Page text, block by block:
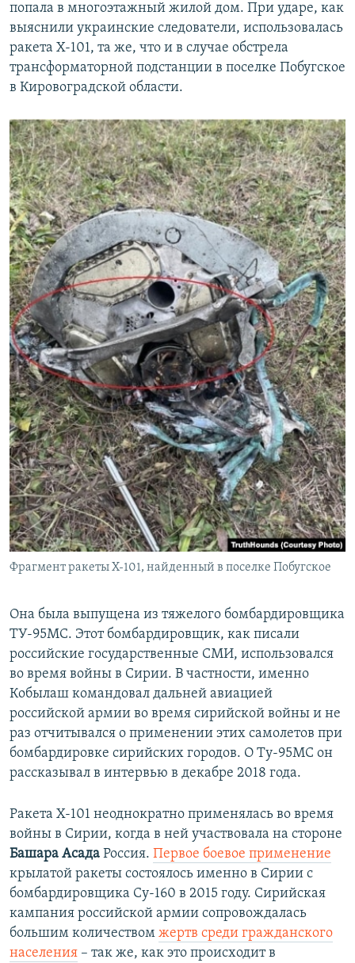
попала в многоэтажный жилой дом. При ударе, как
выяснили украинские следователи, использовалась
ракета Х-101, та же, что и в случае обстрела
трансформаторной подстанции в поселке Побугское
в Кировоградской области.
Фрагмент ракеты Х-101, найденный в поселке Побугское
Она была выпущена из тяжелого бомбардировщика
ТУ-95МС. Этот бомбардировщик, как писали
российские государственные СМИ, использовался
во время войны в Сирии. В частности, именно
Кобылаш командовал дальней авиацией
российской армии во время сирийской войны и не
раз отчитывался о применении этих самолетов при
бомбардировке сирийских городов. О Ту-95МС он
рассказывал в интервью в декабре 2018 года.
Ракета Х-101 неоднократно применялась во время
войны в Сирии, когда в ней участвовала на стороне
Башара Асада Россия. Первое боевое применение
крылатой ракеты состоялось именно в Сирии с
бомбардировщика Су-160 в 2015 году. Сирийская
кампания российской армии сопровождалась
большим количеством жертв среди гражданского
населения – так же, как это происходит в